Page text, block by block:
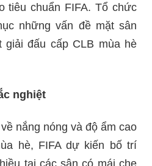
tiêu chuẩn FIFA. Tổ chức
những vấn đề mặt sân
đấu cấp CLB mùa hè
nghiệt
nắng nóng và độ ẩm cao
hè, FIFA dự kiến bố trí